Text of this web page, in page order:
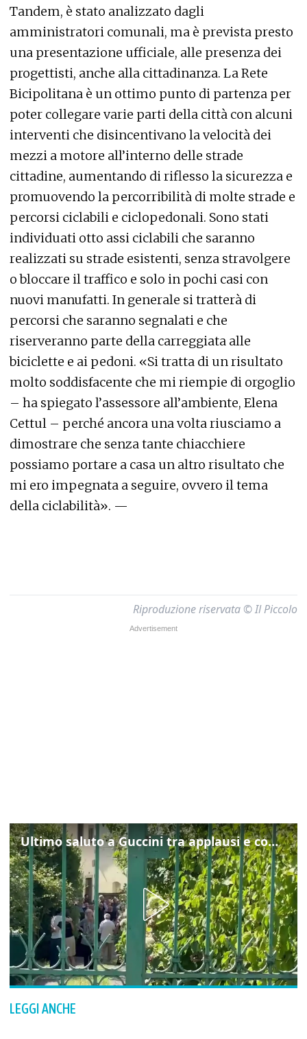
Tandem, è stato analizzato dagli
amministratori comunali, ma è prevista presto
una presentazione ufficiale, alle presenza dei
progettisti, anche alla cittadinanza. La Rete
Bicipolitana è un ottimo punto di partenza per
poter collegare varie parti della città con alcuni
interventi che disincentivano la velocità dei
mezzi a motore all’interno delle strade
cittadine, aumentando di riflesso la sicurezza e
promuovendo la percorribilità di molte strade e
percorsi ciclabili e ciclopedonali. Sono stati
individuati otto assi ciclabili che saranno
realizzati su strade esistenti, senza stravolgere
o bloccare il traffico e solo in pochi casi con
nuovi manufatti. In generale si tratterà di
percorsi che saranno segnalati e che
riserveranno parte della carreggiata alle
biciclette e ai pedoni. «Si tratta di un risultato
molto soddisfacente che mi riempie di orgoglio
– ha spiegato l’assessore all’ambiente, Elena
Cettul – perché ancora una volta riusciamo a
dimostrare che senza tante chiacchiere
possiamo portare a casa un altro risultato che
mi ero impegnata a seguire, ovvero il tema
della ciclabilità». —
Riproduzione riservata © Il Piccolo
Ultimo saluto a Guccini tra applausi e commozione a Pavana
LEGGI ANCHE